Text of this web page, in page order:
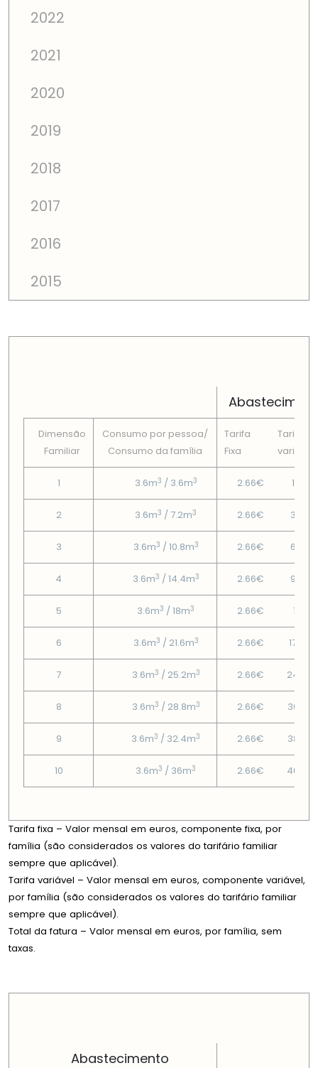
2022
2021
2020
2019
2018
2017
2016
2015
Dimensão
Familiar
Consumo por pessoa/
Consumo da famí­lia
Tarifa
Fixa
Tarifa
variável
1 3.6m3 / 3.6m3 2.66€ 1.59€
2 3.6m3 / 7.2m3 2.66€ 3.58€
3 3.6m3 / 10.8m3 2.66€ 6.09€
4 3.6m3 / 14.4m3 2.66€ 9.59€
5 3.6m3 / 18m3 2.66€ 13.1€
6 3.6m3 / 21.6m3 2.66€ 17.88€
7 3.6m3 / 25.2m3 2.66€
8 3.6m3 / 28.8m3 2.66€
9 3.6m3 / 32.4m3 2.66€
10 3.6m3 / 36m3 2.66€
Tarifa fixa – Valor mensal em euros, componente fixa, por
família (são considerados os valores do tarifário familiar
sempre que aplicável).
Tarifa variável – Valor mensal em euros, componente variável,
por família (são considerados os valores do tarifário familiar
sempre que aplicável).
Total da fatura – Valor mensal em euros, por família, sem
taxas.
Abastecimento